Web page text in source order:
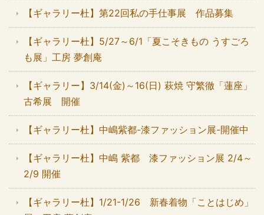
【ギャラリー杜】第22回私の手仕事展 作品募集
【ギャラリー杜】5/27～6/1「夏こそきもの うすごろ
も展」工房 夢創庵
【ギャラリー】3/14(金)～16(日) 萩焼 守繁徹「蓮座」
古希展 開催
【ギャラリー杜】中嶋紫都-漆ファッション展-開催中
【ギャラリー杜】中嶋 紫都 漆ファッション展 2/4～
2/9 開催
【ギャラリー杜】1/21-1/26 新春着物「ことはじめ」